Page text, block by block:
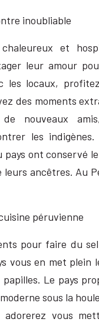
inoubliable
et
leur amour
les locaux,
des moments
nouveaux
les indigènes.
pays ont conservé
leurs ancêtres. Au
péruvienne
pour faire du
vous en met plein
Le pays
sous la
adorerez vous